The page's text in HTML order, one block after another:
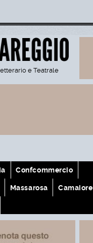
e Teatrale
Confcommercio
Massarosa Camaiore